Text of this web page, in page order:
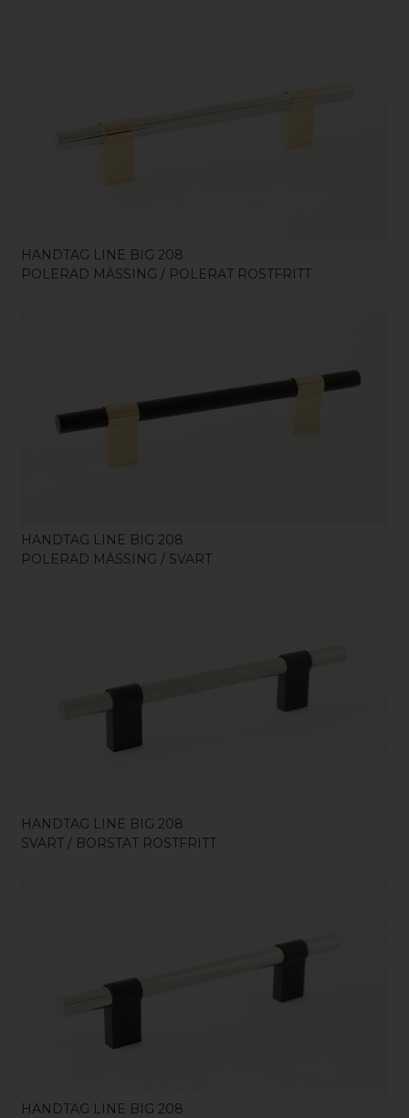
HANDTAG LINE BIG 208
POLERAD MÄSSING / POLERAT ROSTFRITT
KÖP
HANDTAG LINE BIG 208
POLERAD MÄSSING / SVART
HANDTAG LINE BIG 208
SVART / BORSTAT ROSTFRITT
HANDTAG LINE BIG 208